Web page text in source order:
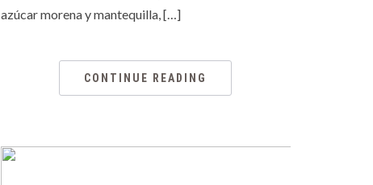
azúcar morena y mantequilla, […]
CONTINUE READING